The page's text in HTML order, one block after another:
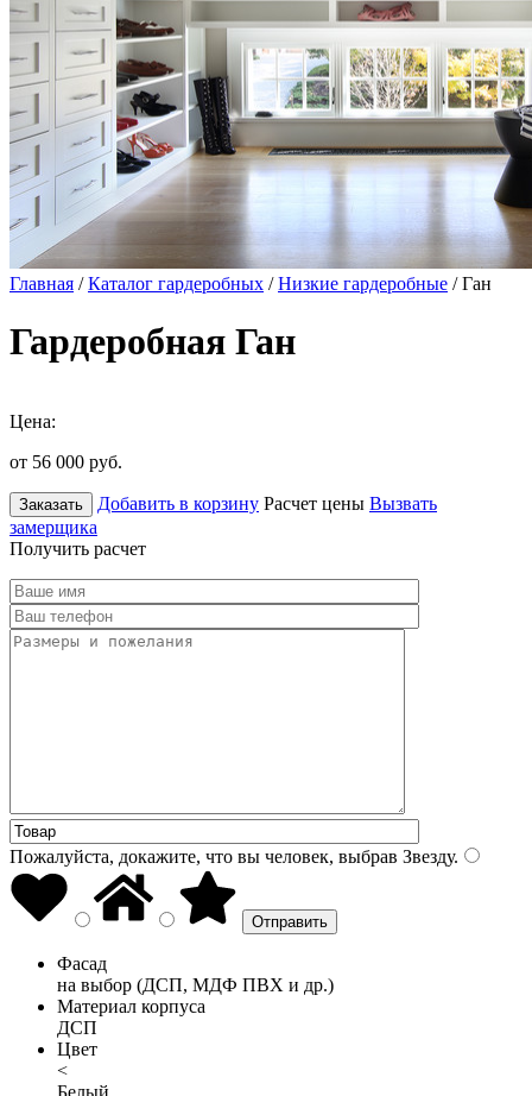
Главная /Каталог гардеробных /Низкие гардеробные / Ган
Гардеробная Ган
Цена:
от 56 000 руб.
Заказать Добавить в корзину Расчет цены Вызвать
замерщика
Получить расчет
Пожалуйста, докажите, что вы человек, выбрав Звезду.
Фасад
на выбор (ДСП, МДФ ПВХ и др.)
Материал корпуса
ДСП
Цвет
<
Белый